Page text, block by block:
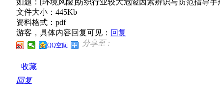
文件大小：445Kb
资料格式：pdf
游客，具体内容回复可见： 回复
分享至 :
QQ空间
收藏
回复